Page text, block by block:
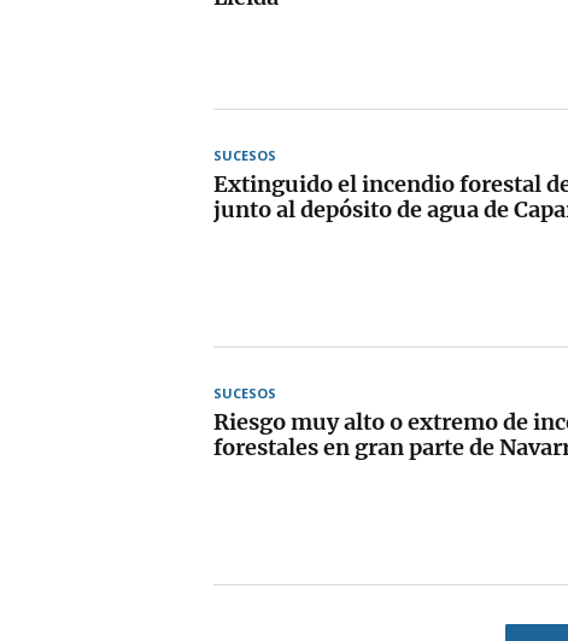
SUCESOS
Extinguido el incendio forestal
junto al depósito de agua de
SUCESOS
Riesgo muy alto o extremo de
forestales en gran parte de